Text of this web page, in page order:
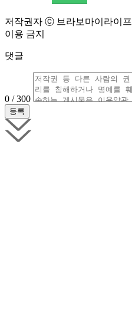
저작권자 ⓒ 브라보마이라이
이용 금지
댓글
0 / 300